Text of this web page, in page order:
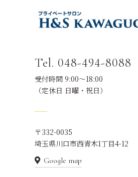
Tel. 048-494-8088
受付時間 9:00～18:00
（定休日 日曜・祝日）
〒332-0035
埼玉県川口市西青木1丁目4-12
Google map